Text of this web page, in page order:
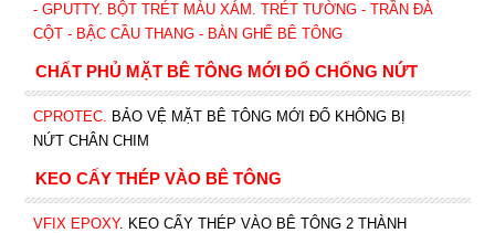
- GPUTTY. BỘT TRÉT MÀU XÁM. TRÉT TƯỜNG - TRẦN ĐÀ
CỘT - BẬC CẦU THANG - BÀN GHẾ BÊ TÔNG
CHẤT PHỦ MẶT BÊ TÔNG MỚI ĐỔ CHỐNG NỨT
CPROTEC. BẢO VỆ MẶT BÊ TÔNG MỚI ĐỔ KHÔNG BỊ
NỨT CHÂN CHIM
KEO CẤY THÉP VÀO BÊ TÔNG
VFIX EPOXY. KEO CẤY THÉP VÀO BÊ TÔNG 2 THÀNH